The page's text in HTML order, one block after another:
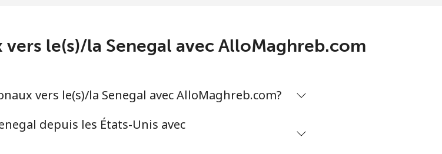
10 min pour ⁦$5⁩
le(s)/la Senegal avec AlloMaghreb.com
vers le(s)/la Senegal avec AlloMaghreb.com?
depuis les États-Unis avec